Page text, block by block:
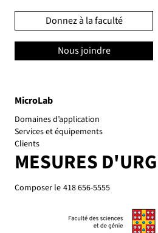
Donnez à la faculté
Nous joindre
MicroLab
Domaines d’application
Services et équipements
Clients
MESURES
Composer le 418 656-5555